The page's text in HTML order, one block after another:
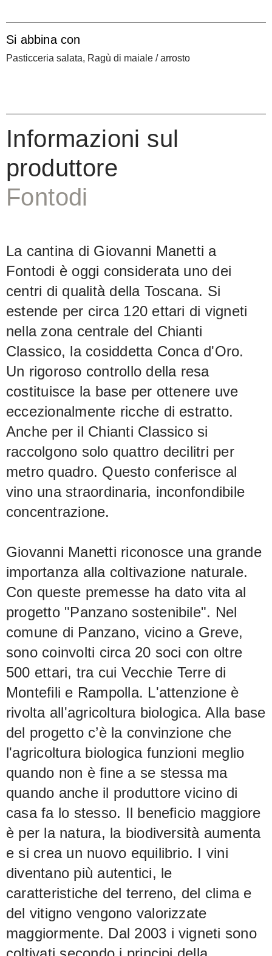
Filetta di Lamole. Il lavoro in vigna e la
quindi particolarmente emozionante
confrontare i due vini (il Chianti
Classico della Conca d'Oro di Panzano
e il vino del vigneto di Lamole): Lo
stesso enologo ha prodotto due vini di
alta qualità ma in contrasto tra loro da
migliore è solo una questione di gusto.
Si abbina con
Pasticceria salata, Ragù di maiale / arrosto
Informazioni sul
produttore
Fontodi
La cantina di Giovanni Manetti a
Fontodi è oggi considerata uno dei
centri di qualità della Toscana. Si
estende per circa 120 ettari di vigneti
nella zona centrale del Chianti
Classico, la cosiddetta Conca d'Oro.
Un rigoroso controllo della resa
costituisce la base per ottenere uve
eccezionalmente ricche di estratto.
Anche per il Chianti Classico si
raccolgono solo quattro decilitri per
metro quadro. Questo conferisce al
vino una straordinaria, inconfondibile
concentrazione.
Giovanni Manetti riconosce una grande
importanza alla coltivazione naturale.
Con queste premesse ha dato vita al
progetto "Panzano sostenibile". Nel
comune di Panzano, vicino a Greve,
sono coinvolti circa 20 soci con oltre
500 ettari, tra cui Vecchie Terre di
Montefili e Rampolla. L'attenzione è
rivolta all'agricoltura biologica. Alla base
del progetto c’è la convinzione che
l'agricoltura biologica funzioni meglio
quando non è fine a se stessa ma
quando anche il produttore vicino di
casa fa lo stesso. Il beneficio maggiore
è per la natura, la biodiversità aumenta
e si crea un nuovo equilibrio. I vini
diventano più autentici, le
caratteristiche del terreno, del clima e
del vitigno vengono valorizzate
maggiormente. Dal 2003 i vigneti sono